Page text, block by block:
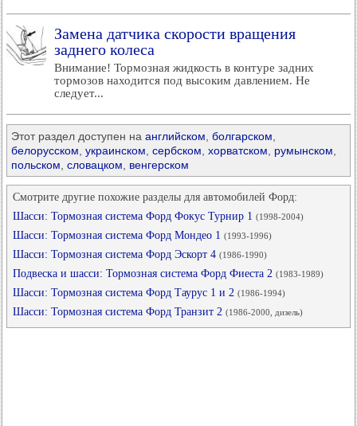
Замена датчика скорости вращения
заднего колеса
Внимание! Тормозная жидкость в контуре задних
тормозов находится под высоким давлением. Не
следует...
Этот раздел доступен на английском болгарском
белорусском украинском сербском хорватском румынском
польском словацком венгерском
Смотрите другие похожие разделы для автомобилей Форд:
Шасси: Тормозная система Форд Фокус Турнир 1 (1998-2004)
Шасси: Тормозная система Форд Мондео 1 (1993-1996)
Шасси: Тормозная система Форд Эскорт 4 (1986-1990)
Подвеска и шасси: Тормозная система Форд Фиеста 2 (1983-1989)
Шасси: Тормозная система Форд Таурус 1 и 2 (1986-1994)
Шасси: Тормозная система Форд Транзит 2 (1986-2000, дизель)